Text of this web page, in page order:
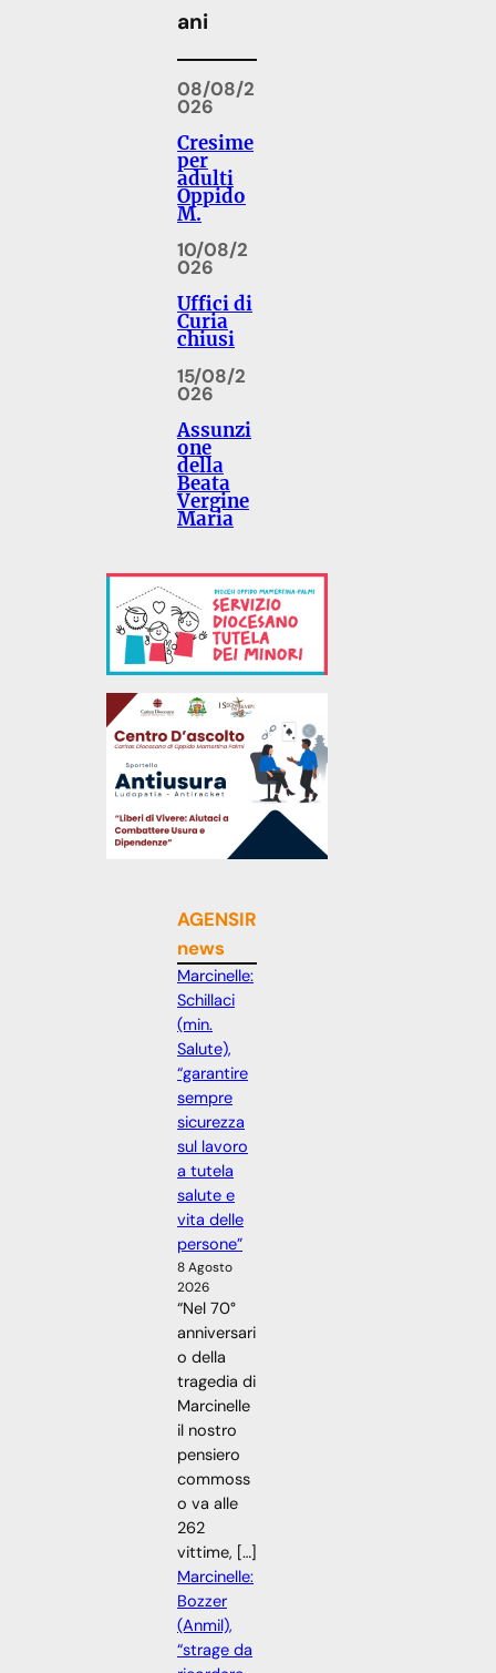
ani
08/08/2
026
Cresime
per
adulti
Oppido
M.
10/08/2
026
Uffici di
Curia
chiusi
15/08/2
026
Assunzi
one
della
Beata
Vergine
Maria
AGENSIR
news
Marcinelle:
Schillaci
(min.
Salute),
“garantire
sempre
sicurezza
sul lavoro
a tutela
salute e
vita delle
persone”
8 Agosto
2026
“Nel 70°
anniversari
o della
tragedia di
Marcinelle
il nostro
pensiero
commoss
o va alle
262
vittime, […]
Marcinelle:
Bozzer
(Anmil),
“strage da